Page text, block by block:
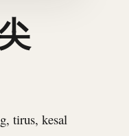
tirus, kesal